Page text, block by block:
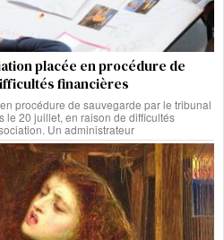
placée en procédure de
financières
procédure de sauvegarde par le tribunal
le 20 juillet, en raison de difficultés
Un administrateur